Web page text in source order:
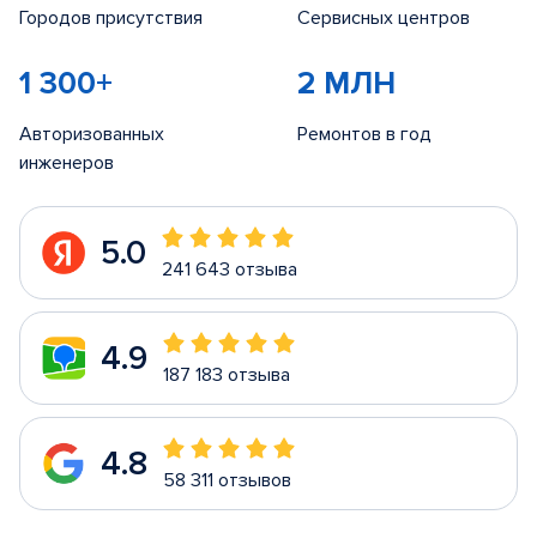
Городов присутствия Сервисных центров
1 300+
Авторизованных
инженеров
2 МЛН
Ремонтов в год
5.0 241 643 отзыва
4.9 187 183 отзыва
4.8 58 311 отзывов